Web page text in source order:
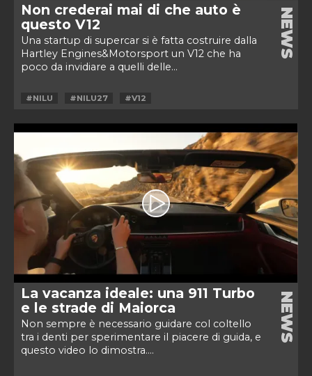
Non crederai mai di che auto è
questo V12
Una startup di supercar si è fatta costruire dalla
Hartley Engines&Motorsport un V12 che ha
poco da invidiare a quelli delle...
NEWS
#NILU #NILU27 #V12
La vacanza ideale: una 911 Turbo
e le strade di Maiorca
Non sempre è necessario guidare col coltello
tra i denti per sperimentare il piacere di guida, e
questo video lo dimostra....
NEWS